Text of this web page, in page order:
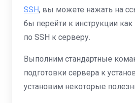
SSH, вы можете нажать на
бы перейти к инструкции
по SSH к серверу.
Выполним стандартные
подготовки сервера к
установим некоторые